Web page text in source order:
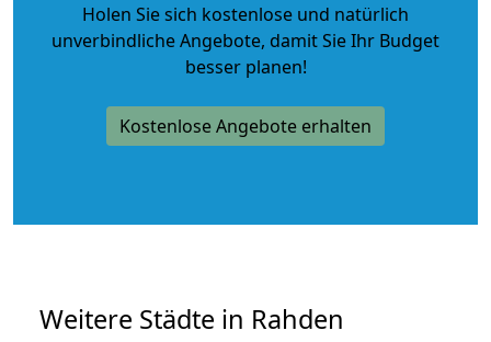
Holen Sie sich kostenlose und natürlich
unverbindliche Angebote, damit Sie Ihr Budget
besser planen!
Kostenlose Angebote erhalten
Weitere Städte in Rahden